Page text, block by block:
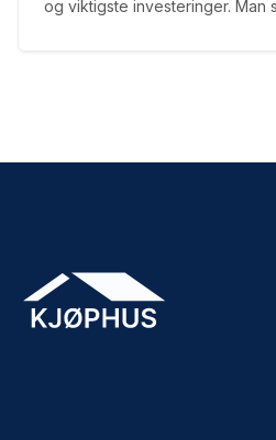
og viktigste investeringer. Man